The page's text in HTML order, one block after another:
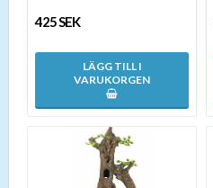
425 SEK
LÄGG TILL I
VARUKORGEN